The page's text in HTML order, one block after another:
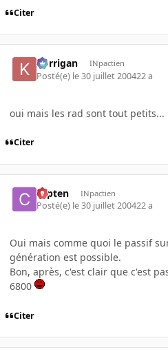
Citer
korrigan INpactien
Posté(e) le 30 juillet 200422 a
oui mais les rad sont tout petits...
Citer
capten INpactien
Posté(e) le 30 juillet 200422 a
Oui mais comme quoi le passif
génération est possible.
Bon, après, c'est clair que c'est
6800
Citer